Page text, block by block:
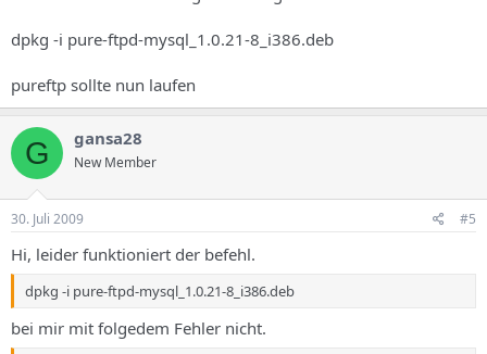
dpkg -i pure-ftpd-mysql_1.0.21-8_i386.deb
pureftp sollte nun laufen
G gansa28
New Member
30. Juli 2009 #5
Hi, leider funktioniert der befehl.
dpkg -i pure-ftpd-mysql_1.0.21-8_i386.deb
bei mir mit folgedem Fehler nicht.